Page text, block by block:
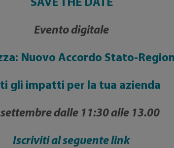
SAVE THE DATE
Evento digitale
Nuovo Accordo Stato-
gli impatti per la tua azienda
dalle 11:30 alle 13.00
Iscriviti al seguente link